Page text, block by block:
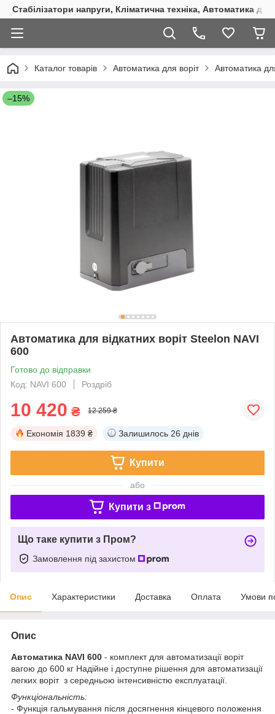
Стабілізатори напруги, Кліматична техніка, Автоматика
Каталог товарів Автоматика для воріт Автоматика
–15%
Автоматика для відкатних воріт Steelon NAVI
600
Готово до відправки
Код: NAVI 600
Роздріб
10 420 ₴ 12 259 ₴
Економія 1839 ₴ Залишилось 26 днів
Купити
або
Купити з
Що таке купити з Пром?
Замовлення під захистом
Опис Характеристики Доставка Оплата Умови
Опис
Автоматика NAVI 600 - комплект для автоматизації воріт
вагою до 600 кг Надійне і доступне рішення для автоматизації
легких воріт з середньою інтенсивністю експлуатації.
Функціональність:
- Функція гальмування після досягнення кінцевого положення